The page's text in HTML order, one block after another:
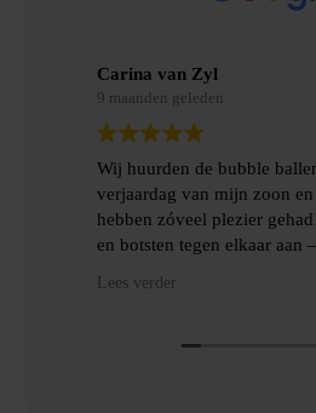
Merel Bosman
9 maanden geleden
Wij hebben met
gemaakt van Bubbelbal,
ervaring!!
Dankjulliewel!
Lees verder